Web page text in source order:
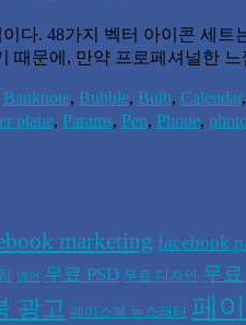
이다. 48가지 벡터 아이콘 세
때문에, 만약 프로페셔널한
Banknote, Bubble, Bulb, Calendar,
plane, Params, Pen, Phone, photo
marketing facebook
명언 무료 PSD 무료 디자인 무
광고 페이스북 뉴스레터 페